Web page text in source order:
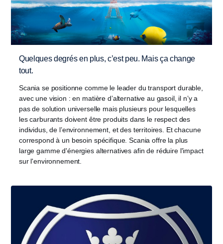
Quelques degrés en plus, c’est peu. Mais ça change
tout.
Scania se positionne comme le leader du transport durable,
avec une vision : en matière d’alternative au gasoil, il n’y a
pas de solution universelle mais plusieurs pour lesquelles
les carburants doivent être produits dans le respect des
individus, de l’environnement, et des territoires. Et chacune
correspond à un besoin spécifique. Scania offre la plus
large gamme d'énergies alternatives afin de réduire l'impact
sur l'environnement.